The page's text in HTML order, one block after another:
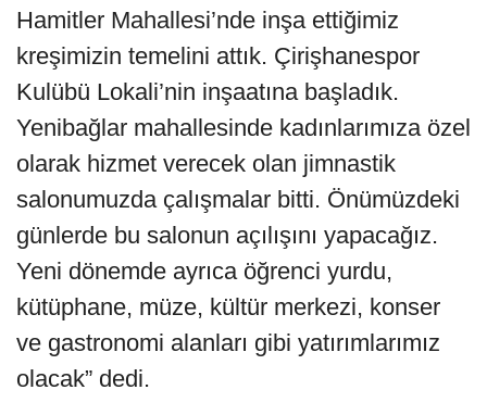
Hamitler Mahallesi’nde inşa ettiğimiz
kreşimizin temelini attık. Çirişhanespor
Kulübü Lokali’nin inşaatına başladık.
Yenibağlar mahallesinde kadınlarımıza özel
olarak hizmet verecek olan jimnastik
salonumuzda çalışmalar bitti. Önümüzdeki
günlerde bu salonun açılışını yapacağız.
Yeni dönemde ayrıca öğrenci yurdu,
kütüphane, müze, kültür merkezi, konser
ve gastronomi alanları gibi yatırımlarımız
olacak” dedi.